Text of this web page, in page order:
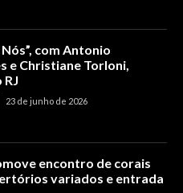
com Antonio
e Christiane Torloni,
RJ
23 de junho de 2026
encontro de corais
variados e entrada